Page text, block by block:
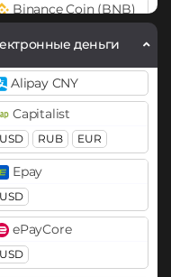
Binance Coin (BNB)
Bitcoin (BTC)
BTC BEP20
OP
ARB
AVAXC
Bitcoin Cash (BCH)
Bitcoin SV (BSV)
BitTorrent (BTT)
Cardano (ADA)
Chainlink (LINK)
деньги
Alipay CNY
Capitalist
USD RUB EUR
Epay
USD
ePayCore
USD